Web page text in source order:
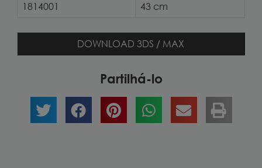
1814001
43 cm
DOWNLOAD 3DS / MAX
Partilhá-lo